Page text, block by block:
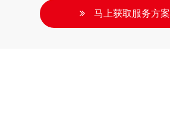
马上获取服务方案